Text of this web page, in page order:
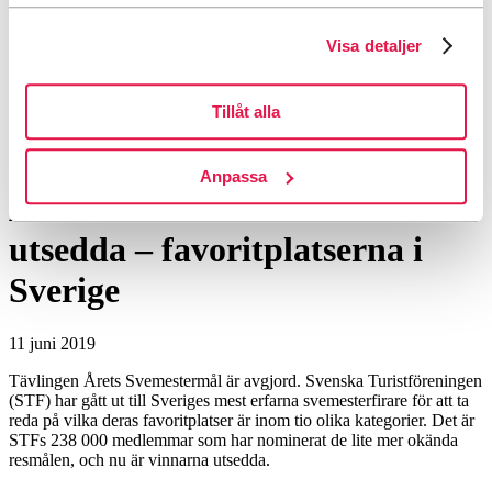
Visa detaljer
Tillåt alla
Anpassa
Årets Svemestermål 2019 utsedda – favoritplatserna i Sverige
Årets Svemestermål 2019
utsedda – favoritplatserna i
Sverige
11 juni 2019
Tävlingen Årets Svemestermål är avgjord. Svenska Turistföreningen
(STF) har gått ut till Sveriges mest erfarna svemesterfirare för att ta
reda på vilka deras favoritplatser är inom tio olika kategorier. Det är
STFs 238 000 medlemmar som har nominerat de lite mer okända
resmålen, och nu är vinnarna utsedda.